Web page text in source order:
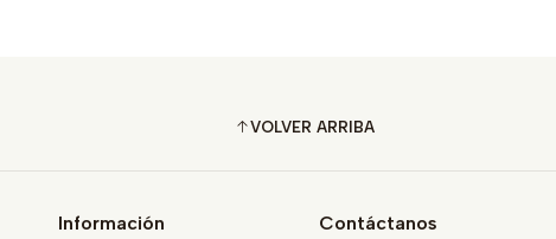
VOLVER ARRIBA
Información Contáctanos